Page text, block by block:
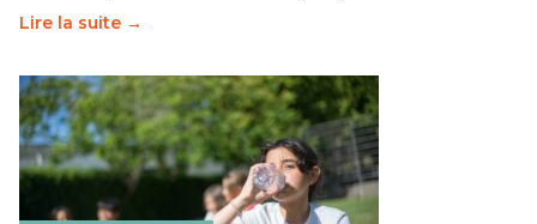
Lire la suite →